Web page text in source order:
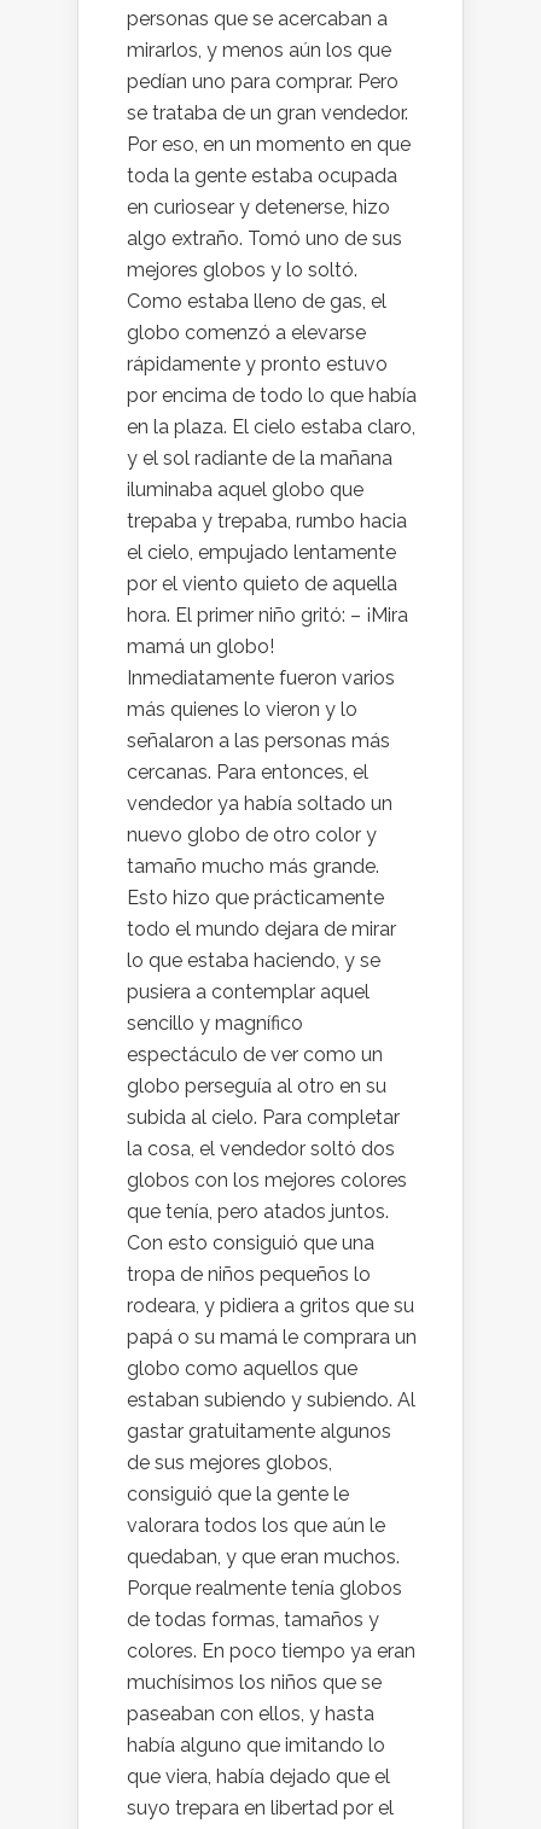
personas que se acercaban a
mirarlos, y menos aún los que
pedían uno para comprar. Pero
se trataba de un gran vendedor.
Por eso, en un momento en que
toda la gente estaba ocupada
en curiosear y detenerse, hizo
algo extraño. Tomó uno de sus
mejores globos y lo soltó.
Como estaba lleno de gas, el
globo comenzó a elevarse
rápidamente y pronto estuvo
por encima de todo lo que había
en la plaza. El cielo estaba claro,
y el sol radiante de la mañana
iluminaba aquel globo que
trepaba y trepaba, rumbo hacia
el cielo, empujado lentamente
por el viento quieto de aquella
hora. El primer niño gritó: – ¡Mira
mamá un globo!
Inmediatamente fueron varios
más quienes lo vieron y lo
señalaron a las personas más
cercanas. Para entonces, el
vendedor ya había soltado un
nuevo globo de otro color y
tamaño mucho más grande.
Esto hizo que prácticamente
todo el mundo dejara de mirar
lo que estaba haciendo, y se
pusiera a contemplar aquel
sencillo y magnífico
espectáculo de ver como un
globo perseguía al otro en su
subida al cielo. Para completar
la cosa, el vendedor soltó dos
globos con los mejores colores
que tenía, pero atados juntos.
Con esto consiguió que una
tropa de niños pequeños lo
rodeara, y pidiera a gritos que su
papá o su mamá le comprara un
globo como aquellos que
estaban subiendo y subiendo. Al
gastar gratuitamente algunos
de sus mejores globos,
consiguió que la gente le
valorara todos los que aún le
quedaban, y que eran muchos.
Porque realmente tenía globos
de todas formas, tamaños y
colores. En poco tiempo ya eran
muchísimos los niños que se
paseaban con ellos, y hasta
había alguno que imitando lo
que viera, había dejado que el
suyo trepara en libertad por el